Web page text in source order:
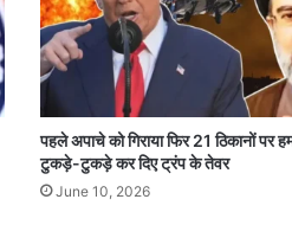
पहले अपाचे को गिराया फिर 21 ठिकानों पर
टुकड़े-टुकड़े कर दिए ट्रंप के तेवर
June 10, 2026